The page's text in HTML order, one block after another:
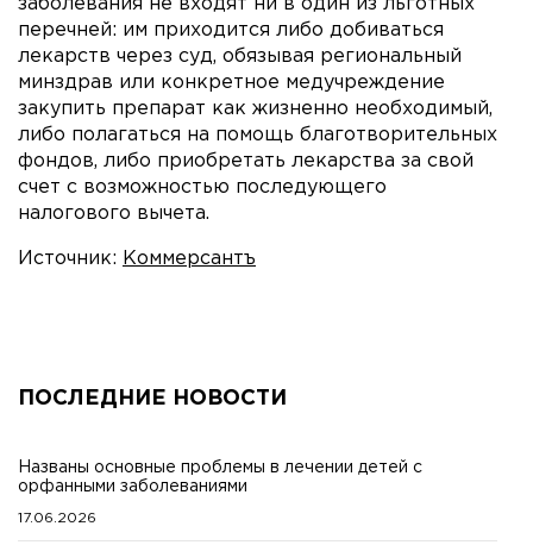
заболевания не входят ни в один из льготных
перечней: им приходится либо добиваться
лекарств через суд, обязывая региональный
минздрав или конкретное медучреждение
закупить препарат как жизненно необходимый,
либо полагаться на помощь благотворительных
фондов, либо приобретать лекарства за свой
счет с возможностью последующего
налогового вычета.
Источник: Коммерсантъ
ПОСЛЕДНИЕ НОВОСТИ
Названы основные проблемы в лечении детей с
орфанными заболеваниями
17.06.2026